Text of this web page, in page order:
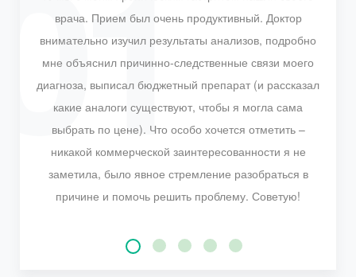
врача. Прием был очень продуктивный. Доктор
внимательно изучил результаты анализов, подробно
мне объяснил причинно-следственные связи моего
диагноза, выписал бюджетный препарат (и рассказал
какие аналоги существуют, чтобы я могла сама
выбрать по цене). Что особо хочется отметить –
никакой коммерческой заинтересованности я не
заметила, было явное стремление разобраться в
причине и помочь решить проблему. Советую!